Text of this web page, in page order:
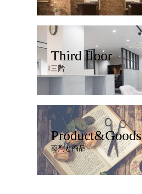
Third floor
三階
Product&Goods
薬剤と商品